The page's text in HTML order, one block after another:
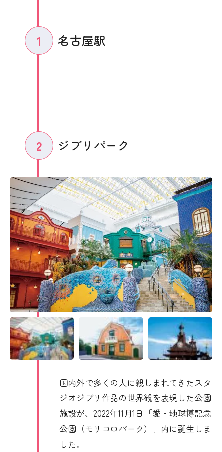
1 名古屋駅
2 ジブリパーク
国内外で多くの人に親しまれてきたスタ
ジオジブリ作品の世界観を表現した公園
施設が、2022年11月1日「愛・地球博記念
公園（モリコロパーク）」内に誕生しま
した。